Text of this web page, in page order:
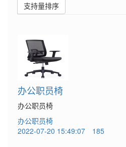
支持量排序
办公职员椅
办公职员椅
办公职员椅
2022-07-20 15:49:07
185